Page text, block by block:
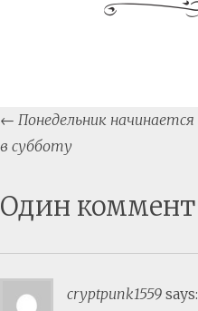
Post
navigation
← Понедельник начинается
в субботу
Один коммент
cryptpunk1559 says: